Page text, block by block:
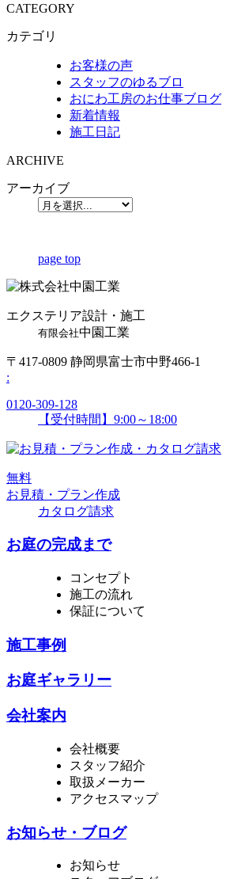
CATEGORY
カテゴリ
お客様の声
スタッフのゆるブロ
おにわ工房のお仕事ブログ
新着情報
施工日記
ARCHIVE
アーカイブ
page top
エクステリア設計・施工
有限会社中園工業
〒417-0809 静岡県富士市中野466-1
:
0120-309-128
【受付時間】9:00～18:00
無料
お見積・プラン作成
カタログ請求
お庭の完成まで
コンセプト
施工の流れ
保証について
施工事例
お庭ギャラリー
会社案内
会社概要
スタッフ紹介
取扱メーカー
アクセスマップ
お知らせ・ブログ
お知らせ